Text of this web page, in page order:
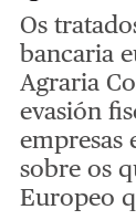
Os
bancaria
Agraria
evasión
empresas
sobre os
Europeo